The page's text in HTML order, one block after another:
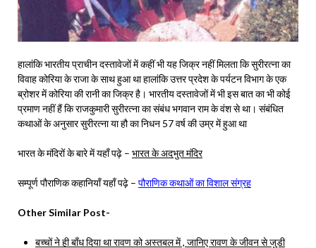
हालांकि भारतीय प्राचीन दस्तावेजों में कहीं भी यह जिक्र नहीं मिलता कि सुरीरत्ना का
विवाह कोरिया के राजा के साथ हुआ था हालांकि उत्तर प्रदेश के पर्यटन विभाग के एक
ब्रोशर में कोरिया की रानी का जिक्र है। भारतीय दस्तावेजों में भी इस बात का भी कोई
प्रमाण नहीं हैं कि राजकुमारी सुरीरत्ना का संबंध भगवान राम के वंश से था। संबंधित
कथाओं के अनुसार सुरीरत्ना या हौ का निधन 57 वर्ष की उम्र में हुआ था
भारत के मंदिरों के बारे में यहाँ पढ़े – भारत के अदभुत मंदिर
सम्पूर्ण पौराणिक कहानियाँ यहाँ पढ़े – पौराणिक कथाओं का विशाल संग्रह
Other Similar Post-
बच्चों ने ही बाँध दिया था रावण को अस्तबल में , जानिए रावण के जीवन से जुडी